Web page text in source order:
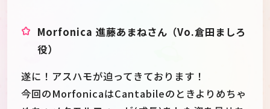
Morfonica 進藤あまねさん（Vo.倉田ましろ
役）
遂に！アスハモが迫ってきております！
今回のMorfonicaはCantabileのときよりめちゃ